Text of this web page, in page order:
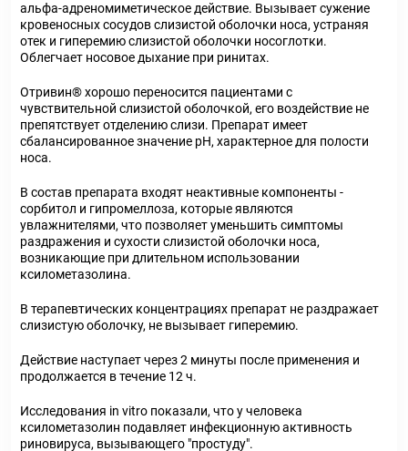
альфа-адреномиметическое действие. Вызывает сужение
кровеносных сосудов слизистой оболочки носа, устраняя
отек и гиперемию слизистой оболочки носоглотки.
Облегчает носовое дыхание при ринитах.
Отривин®хорошо переносится пациентами с
чувствительной слизистой оболочкой, его воздействие не
препятствует отделению слизи. Препарат имеет
сбалансированное значение рН, характерное для полости
носа.
В состав препарата входят неактивные компоненты -
сорбитол и гипромеллоза, которые являются
увлажнителями, что позволяет уменьшить симптомы
раздражения и сухости слизистой оболочки носа,
возникающие при длительном использовании
ксилометазолина.
В терапевтических концентрациях препарат не раздражает
слизистую оболочку, не вызывает гиперемию.
Действие наступает через 2 минуты после применения и
продолжается в течение 12 ч.
Исследования in vitro показали, что у человека
ксилометазолин подавляет инфекционную активность
риновируса, вызывающего "простуду".